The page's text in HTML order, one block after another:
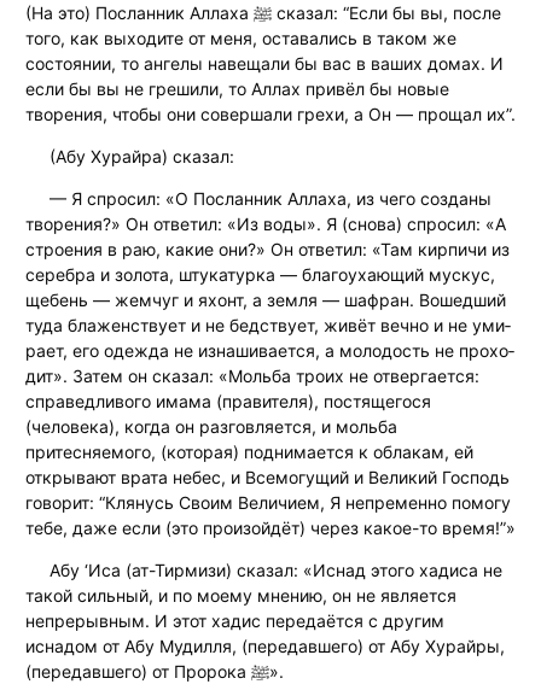
(На это) Посланник Аллаха ﷺ сказал: “Если бы вы, после
того, как выходите от меня, оставались в таком же
состоянии, то ангелы навещали бы вас в ваших домах. И
если бы вы не грешили, то Аллах привёл бы новые
творения, чтобы они совершали грехи, а Он — прощал их”.
(Абу Хурайра) сказал:
— Я спросил: «О Посланник Аллаха, из чего созданы
творения?» Он ответил: «Из воды». Я (снова) спросил: «А
строения в раю, какие они?» Он ответил: «Там кир­пи­чи из
се­реб­ра и зо­ло­та, штукатурка — бла­го­ухаю­щий мус­кус,
ще­бень — жем­чуг и яхонт, а зем­ля — шаф­ран. Во­шед­ший
ту­да бла­жен­ст­ву­ет и не бед­ст­ву­ет, жи­вёт веч­но и не уми­
ра­ет, его оде­ж­да не из­на­ши­ва­ет­ся, а мо­ло­дость не про­хо­
дит». Затем он сказал: «Мольба троих не отвергается:
справедливого имама (правителя), постящегося
(человека), когда он разговляется, и мольба
притесняемого, (которая) поднимается к облакам, ей
открывают врата небес, и Всемогущий и Великий Господь
говорит: “Клянусь Своим Величием, Я непременно помогу
тебе, даже если (это произойдёт) через какое-то время!”»
Абу ‘Иса (ат-Тирмизи) сказал: «Иснад этого хадиса не
такой сильный, и по моему мнению, он не является
непрерывным. И этот хадис передаётся с другим
иснадом от Абу Мудилля, (передавшего) от Абу Хурайры,
(передавшего) от Пророка ﷺ».